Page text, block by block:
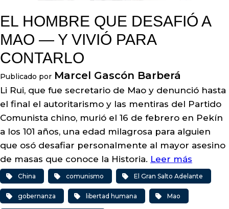
EL HOMBRE QUE DESAFIÓ A
MAO — Y VIVIÓ PARA
CONTARLO
Publicado por Marcel Gascón Barberá
Li Rui, que fue secretario de Mao y denunció hasta
el final el autoritarismo y las mentiras del Partido
Comunista chino, murió el 16 de febrero en Pekín
a los 101 años, una edad milagrosa para alguien
que osó desafiar personalmente al mayor asesino
de masas que conoce la Historia. Leer más
China comunismo El Gran Salto Adelante
gobernanza libertad humana Mao